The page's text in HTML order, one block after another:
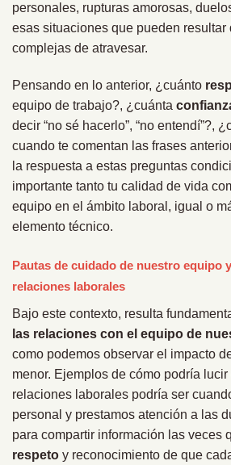
personales, rupturas amorosas,
esas situaciones que pueden resultar
complejas de atravesar.
Pensando en lo anterior, ¿cuánto
equipo de trabajo?, ¿cuánta
decir “no sé hacerlo”, “no entendí”?,
cuando te comentan las frases
la respuesta a estas preguntas
importante tanto tu calidad de vida
equipo en el ámbito laboral, igual o
elemento técnico.
Pautas de cuidado de nuestro equipo
relaciones laborales
Bajo este contexto, resulta
las relaciones con el equipo de
como podemos observar el impacto
menor. Ejemplos de cómo podría
relaciones laborales podría ser
personal y prestamos atención a las
para compartir información las veces
respeto y reconocimiento de que